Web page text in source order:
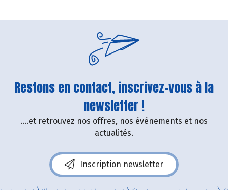
Restons en contact, inscrivez-vous à la
newsletter !
....et retrouvez nos offres, nos événements et nos
actualités.
Inscription newsletter